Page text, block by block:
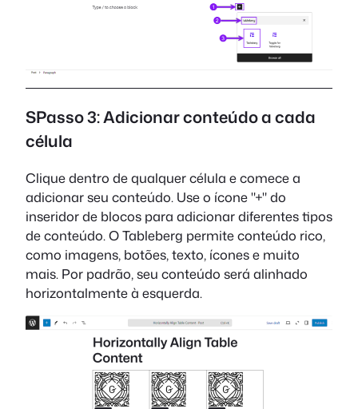
SPasso 3: Adicionar conteúdo a cada
célula
Clique dentro de qualquer célula e comece a
adicionar seu conteúdo. Use o ícone "+" do
inseridor de blocos para adicionar diferentes tipos
de conteúdo. O Tableberg permite conteúdo rico,
como imagens, botões, texto, ícones e muito
mais. Por padrão, seu conteúdo será alinhado
horizontalmente à esquerda.